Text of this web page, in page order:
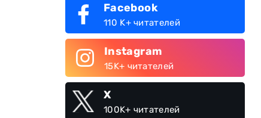
Facebook
110 K+ читателей
Instagram
15K+ читателей
X
100K+ читателей